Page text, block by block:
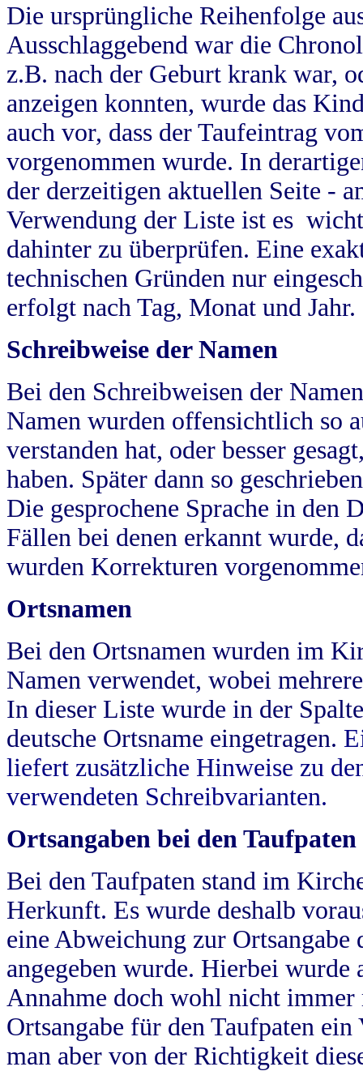
Die ursprüngliche Reihenfolge
Ausschlaggebend war die
z.B. nach der Geburt krank war,
anzeigen konnten, wurde das
auch vor, dass der Taufeintrag
vorgenommen wurde. In
der derzeitigen aktuellen Seite -
Verwendung der Liste ist es
dahinter zu überprüfen. Eine
technischen Gründen nur
erfolgt nach Tag, Monat und Jahr.
Schreibweise der Namen
Bei den Schreibweisen der
Namen wurden offensichtlich so
verstanden hat, oder besser
haben. Später dann so
Die gesprochene Sprache in
Fällen bei denen erkannt wurde,
wurden Korrekturen
Ortsnamen
Bei den Ortsnamen wurden im
Namen verwendet, wobei
In dieser Liste wurde in der
deutsche Ortsname eingetragen.
liefert zusätzliche Hinweise zu
verwendeten Schreibvarianten.
Ortsangaben bei den Taufpaten
Bei den Taufpaten stand im
Herkunft. Es wurde deshalb
eine Abweichung zur
angegeben wurde. Hierbei wurde
Annahme doch wohl nicht
Ortsangabe für den Taufpaten
man aber von der Richtigkeit